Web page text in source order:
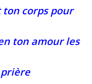
corps pour
ton amour les
prière